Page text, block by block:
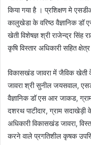
किया गया है । प्रशिक्षण मे
कालुखेडा के वरिष्ठ वैज्ञानिक
खेती विशेषज्ञ श्री राजेन्द्र सिंह
कृषि विस्तार अधिकारी सहित
विकासखंड जावरा में जैविक खेती
जावरा श्री सुनील जयसवाल,
वैज्ञानिक डॉ एस आर जाकड,
दशरथ पाटीदार, ग्राम सदाखेड़ी
अधिकारी विकासखंड जावरा,
करने वाले प्रगतिशील कृषक